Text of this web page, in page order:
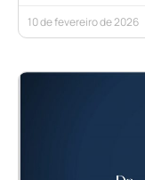
10 de fevereiro de 2026